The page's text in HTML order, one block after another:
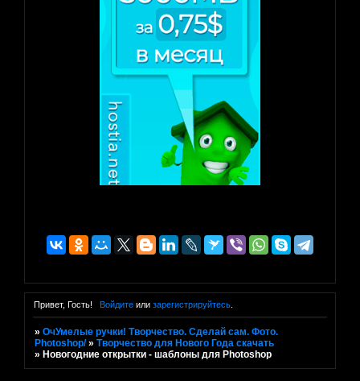
Привет, Гость! Войдитеили зарегистрируйтесь.
»ОчУмелые ручки! Творчество. Сделай сам. Фото.
Photoshop/ »Творчество для Нового Года скачать
» Новогодние открытки - шаблоны для Photoshop